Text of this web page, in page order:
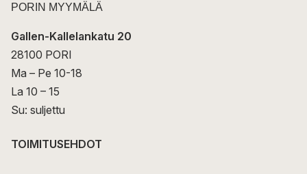
PORIN MYYMÄLÄ
Gallen-Kallelankatu 20
28100 PORI
Ma – Pe 10-18
La 10 – 15
Su: suljettu
TOIMITUSEHDOT